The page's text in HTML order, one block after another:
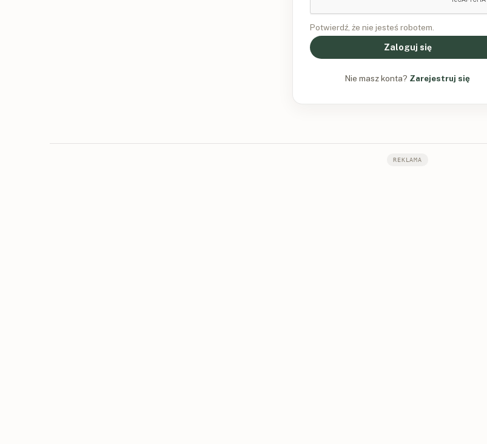
Potwierdź, że nie jesteś robotem.
Zaloguj się
Nie masz konta? Zarejestruj się
REKLAMA